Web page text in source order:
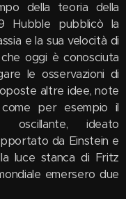
della teoria della
Hubble pubblicò la
e la sua velocità di
oggi è conosciuta
le osservazioni di
altre idee, note
per esempio il
oscillante, ideato
da Einstein e
luce stanca di Fritz
emersero due